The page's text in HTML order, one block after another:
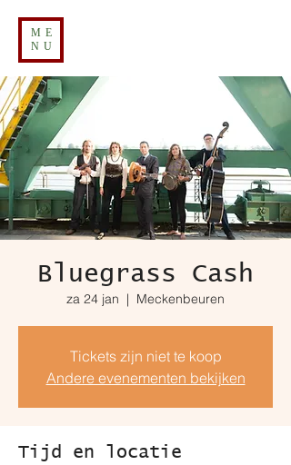
ME
NU
Bluegrass Cash
za 24 jan
  |
Meckenbeuren
Tickets zijn niet te koop
Andere evenementen bekijken
Tijd en locatie